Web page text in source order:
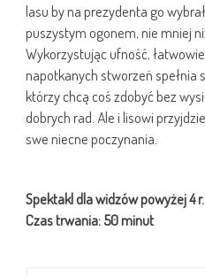
lasu by na prezydenta go
puszystym ogonem, nie mniej
Wykorzystując ufność,
napotkanych stworzeń spełnia
którzy chcą coś zdobyć bez
dobrych rad. Ale i lisowi
swe niecne poczynania.
Spektakl dla widzów powyżej 4
Czas trwania: 50 minut